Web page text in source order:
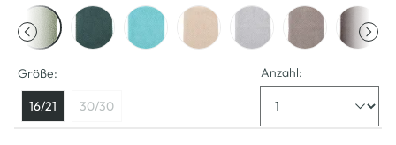
Größe:
16/21 30/30
Anzahl: